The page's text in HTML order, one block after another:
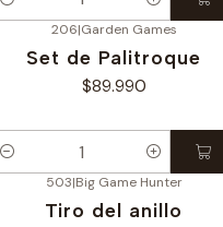
Cantidad
206|Garden Games
Set de Palitroque
$89.990
Cantidad
503|Big Game Hunter
Tiro del anillo